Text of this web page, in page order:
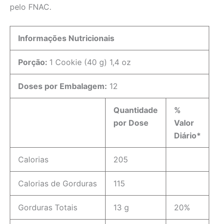
pelo FNAC.
Informações Nutricionais
Porção: 1 Cookie (40 g) 1,4 oz
Doses por Embalagem: 12
Quantidade
por Dose
%
Valor
Diário*
Calorias 205
Calorias de Gorduras 115
Gorduras Totais 13 g 20%